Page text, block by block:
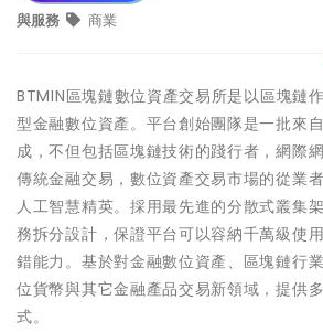
與服務 商業
BTMIN區塊鏈數位資產交易所是以區塊鏈
型金融數位資產。平台創始團隊是一批來
成，不但包括區塊鏈技術的踐行者，網際
傳統金融交易，數位資產交易市場的從業
人工智慧精英。採用最先進的分散式叢集
務拆分設計，保證平台可以容納千萬級使
錯能力。基於對金融數位資產、區塊鏈行
位貨幣與其它金融產品交易新領域，提供
式。